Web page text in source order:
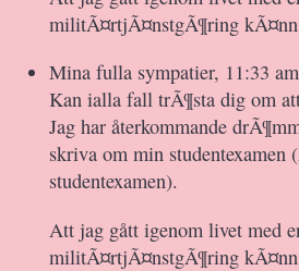
militÃ¤rtjÃ¤nstgÃ¶ring
Mina fulla sympatier, 11:33
Kan ialla fall trÃ¶sta dig om
Jag har återkommande
skriva om min
studentexamen).
Att jag gått igenom livet med
militÃ¤rtjÃ¤nstgÃ¶ring